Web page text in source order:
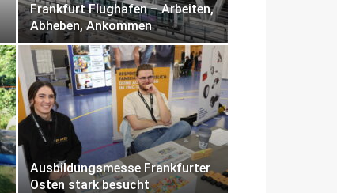
Frankfurt Flughafen – Arbeiten,
Abheben, Ankommen
Ausbildungsmesse Frankfurter
Osten stark besucht